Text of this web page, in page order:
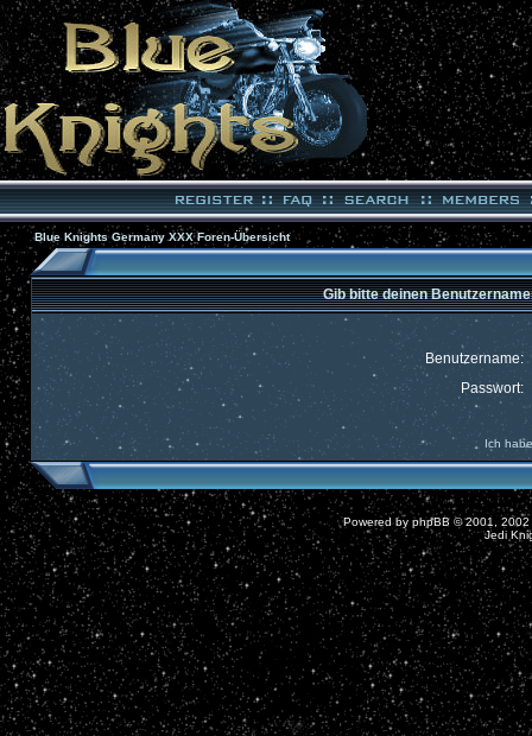
Blue Knights Germany XXX Foren-Übersicht
Gib bitte deinen
Benutzername:
Passwort:
Ich
Powered by phpBB© 2001, 2002
Jedi